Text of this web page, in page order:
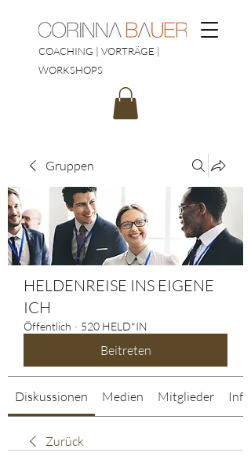
COACHING | VORTRÄGE |
WORKSHOPS
Gruppen
HELDENREISE INS EIGENE
ICH
Öffentlich · 520 HELD*IN
Beitreten
Diskussionen Medien Mitglieder Info
Zurück